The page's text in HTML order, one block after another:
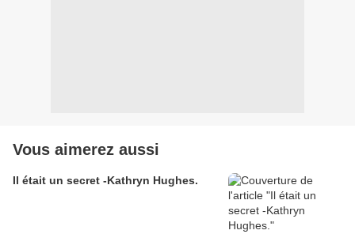
Vous aimerez aussi
Il était un secret -Kathryn Hughes.